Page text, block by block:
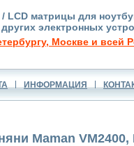
LCD матрицы для
электронных
Москве и всей
ИНФОРМАЦИЯ
Maman VM2400,